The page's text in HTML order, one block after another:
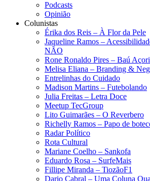
Podcasts
Opinião
Colunistas
Érika dos Reis​ – À Flor da Pele
Jaqueline Ramos –
NÃO
Rone Ronaldo Pires – Baú
Melisa Eliana – Branding &
Entrelinhas do Cuidado
Madison Martins – Futebolando
Julia Freitas​ – Letra Doce
Meetup TecGroup
Lito Guimarães – O Reverbero
Richelly Ramos​ – Papo de
Radar Político
Rota Cultural
Mariane Coelho – Sankofa
Eduardo Rosa​ – SurfeMais
Fillipe Miranda – TiozãoF1
Dario Cabral – Uma Coluna